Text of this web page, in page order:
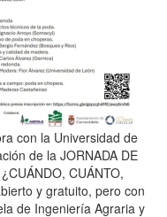
con la Universidad de
de la JORNADA DE
CUÁNTO,
y gratuito, pero con
de Ingeniería Agraria y